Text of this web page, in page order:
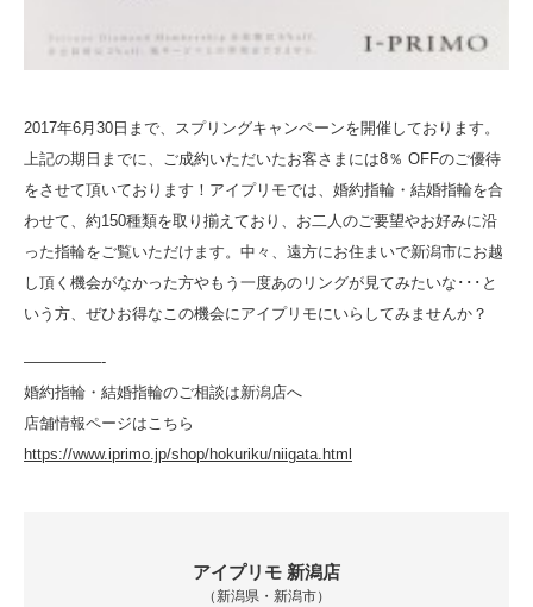
2017年6月30日まで、スプリングキャンペーンを開催しております。
上記の期日までに、ご成約いただいたお客さまには8％ OFFのご優待
をさせて頂いております！アイプリモでは、婚約指輪・結婚指輪を合
わせて、約150種類を取り揃えており、お二人のご要望やお好みに沿
った指輪をご覧いただけます。中々、遠方にお住まいで新潟市にお越
し頂く機会がなかった方やもう一度あのリングが見てみたいな･･･と
いう方、ぜひお得なこの機会にアイプリモにいらしてみませんか？
—————-
婚約指輪・結婚指輪のご相談は新潟店へ
店舗情報ページはこちら
https://www.iprimo.jp/shop/hokuriku/niigata.html
アイプリモ 新潟店
（新潟県・新潟市）